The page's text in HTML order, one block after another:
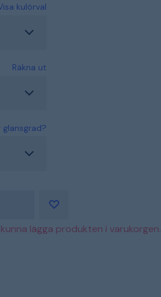
kulörval
Räkna ut
glansgrad?
lägga produkten i varukorgen.